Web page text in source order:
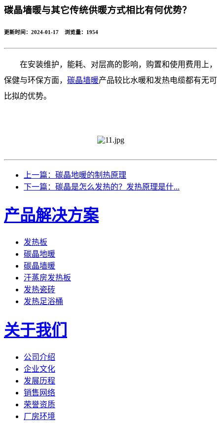
碳晶墙暖与其它传统供暖方式相比有何优势？
更新时间：2024-01-17 浏览量： 1954
在安装维护，能耗、对层高的影响，购置和使用费用上，
保健与环保方面， 碳晶墙暖产品较比水暖和发热电缆都有无可
比拟的优势。
上一篇：碳晶地暖的制热原理
下一篇：碳晶是怎么发热的？发热原理是什...
产品解决方案
发热板
碳晶地暖
碳晶墙暖
汗蒸房发热板
发热瓷砖
发热足浴桶
关于我们
公司介绍
企业文化
发展历程
销售网络
荣誉资质
厂房环境